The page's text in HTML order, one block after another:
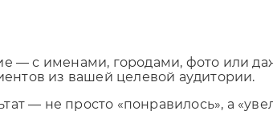
с именами, городами, фото или
из вашей целевой аудитории.
— не просто «понравилось», а